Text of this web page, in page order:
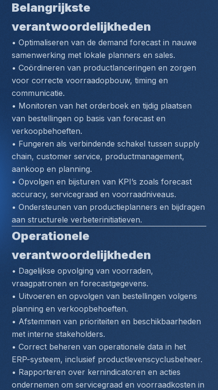
Belangrijkste
verantwoordelijkheden
• Optimaliseren van de demand forecast in nauwe
samenwerking met lokale planners en sales.
• Coördineren van productlanceringen en zorgen
voor correcte voorraadopbouw, timing en
communicatie.
• Monitoren van het orderboek en tijdig plaatsen
van bestellingen op basis van forecast en
verkoopbehoeften.
• Fungeren als verbindende schakel tussen supply
chain, customer service, productmanagement,
aankoop en planning.
• Opvolgen en bijsturen van KPI’s zoals forecast
accuracy, servicegraad en voorraadniveaus.
• Ondersteunen van productieplanners en bijdragen
aan structurele verbeterinitiatieven.
Operationele
verantwoordelijkheden
• Dagelijkse opvolging van voorraden,
vraagpatronen en forecastgegevens.
• Uitvoeren en opvolgen van bestellingen volgens
planning en verkoopbehoeften.
• Afstemmen van prioriteiten en beschikbaarheden
met interne stakeholders.
• Correct beheren van operationele data in het
ERP-systeem, inclusief productlevenscyclusbeheer.
• Rapporteren over kernindicatoren en acties
ondernemen om servicegraad en voorraadkosten in